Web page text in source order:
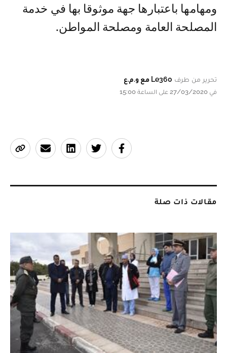
ومهامها باعتبارها جهة موثوقا بها في خدمة
المصلحة العامة ومصلحة المواطن.
تحرير من طرف Le360 مع و.م.ع
في 27/03/2020 على الساعة 15:00
مقالات ذات صلة